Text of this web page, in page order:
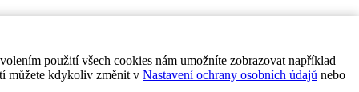
použití všech cookies nám umožníte zobrazovat například
můžete kdykoliv změnit v Nastavení ochrany osobních údajů nebo